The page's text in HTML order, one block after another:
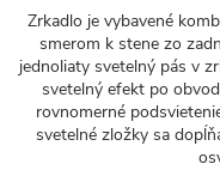
Zrkadlo je vybavené
smerom k stene zo
jednoliaty svetelný pás v
svetelný efekt po
rovnomerné
svetelné zložky sa